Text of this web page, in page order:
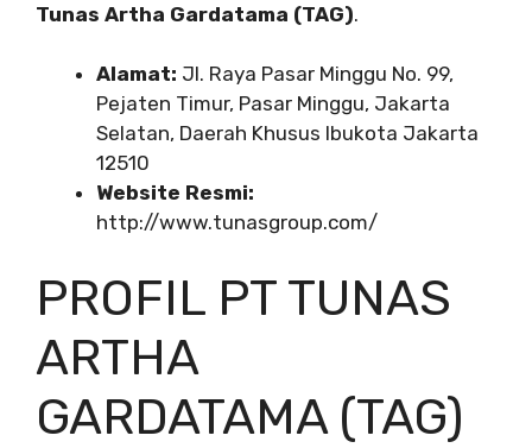
Tunas Artha Gardatama (TAG).
Alamat: Jl. Raya Pasar Minggu No. 99,
Pejaten Timur, Pasar Minggu, Jakarta
Selatan, Daerah Khusus Ibukota Jakarta
12510
Website Resmi:
http://www.tunasgroup.com/
PROFIL PT TUNAS
ARTHA
GARDATAMA (TAG)